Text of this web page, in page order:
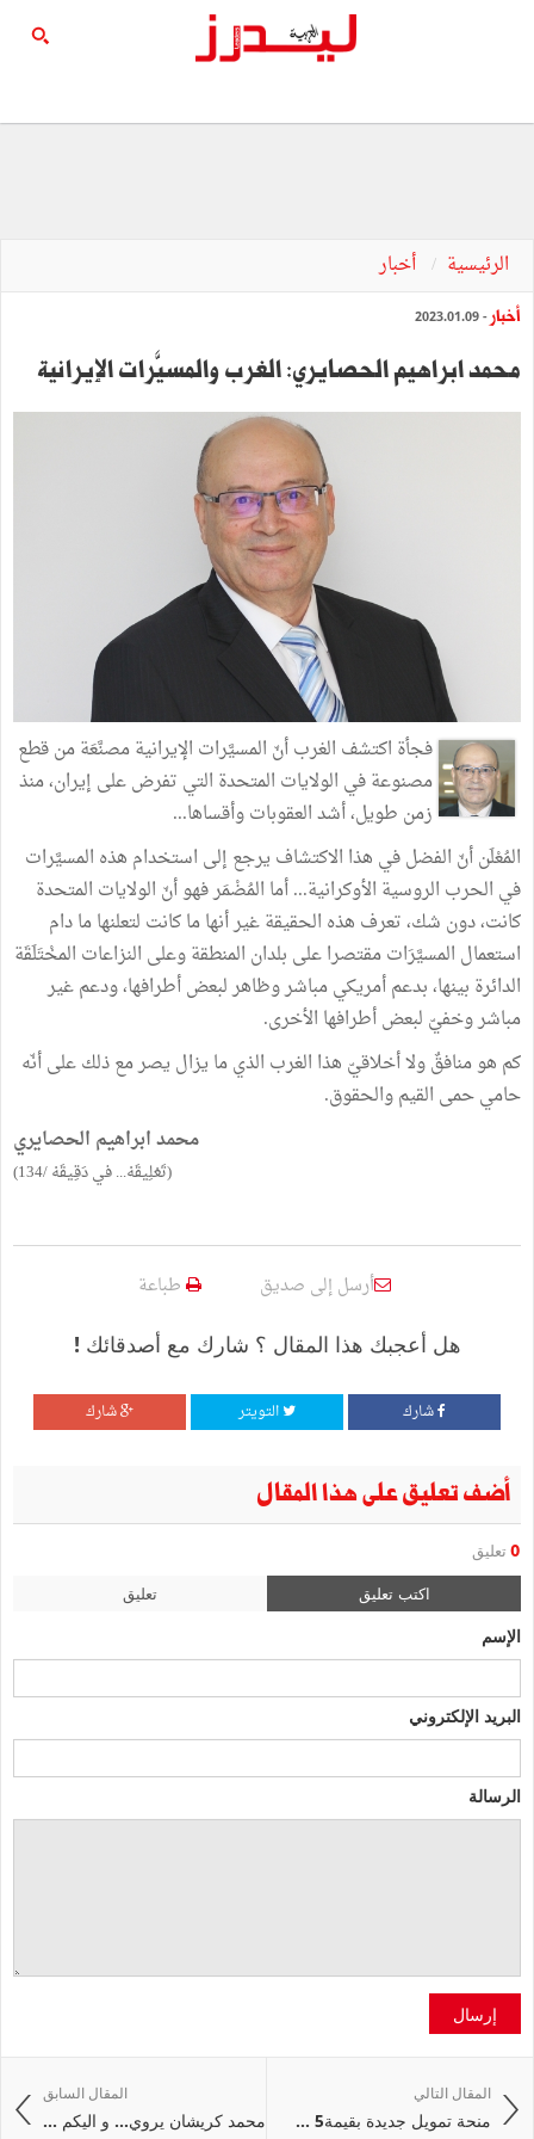
الرئيسية أخبار
أخبار - 2023.01.09
محمد ابراهيم الحصايري: الغرب والمسيَّرات الإيرانية
فجأة اكتشف الغرب أنّ المسيَّرات الإيرانية مصنَّعَة من قطع
مصنوعة في الولايات المتحدة التي تفرض على إيران، منذ
زمن طويل، أشد العقوبات وأقساها...
المُعْلَن أنّ الفضل في هذا الاكتشاف يرجع إلى استخدام هذه المسيَّرات
في الحرب الروسية الأوكرانية... أما المُضْمَر فهو أنّ الولايات المتحدة
كانت، دون شك، تعرف هذه الحقيقة غير أنها ما كانت لتعلنها ما دام
استعمال المسيَّرَات مقتصرا على بلدان المنطقة وعلى النزاعات المخْتَلَقَة
الدائرة بينها، بدعم أمريكي مباشر وظاهر لبعض أطرافها، ودعم غير
مباشر وخفيّ لبعض أطرافها الأخرى.
كم هو منافقٌ ولا أخلاقيّ هذا الغرب الذي ما يزال يصر مع ذلك على أنّه
حامي حمى القيم والحقوق.
محمد ابراهيم الحصايري
(تَعْلِيقَهْ... في دَقِيقَهْ /134)
أرسل إلى صديق طباعة
هل أعجبك هذا المقال ؟ شارك مع أصدقائك !
شارك التويتر شارك
أضف تعليق على هذا المقال
0 تعليق
اكتب تعليق تعليق
الإسم
البريد الإلكتروني
الرسالة
إرسال
المقال السابق
محمد كريشان يروي... و اليكم ...
المقال التالي
منحة تمويل جديدة بقيمة5 ...